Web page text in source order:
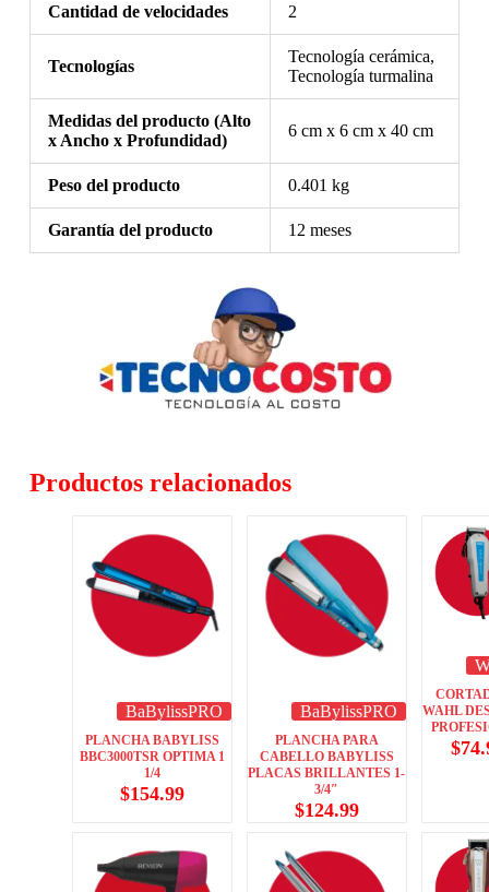
Cantidad de velocidades 2
Tecnologías
Tecnología cerámica,
Tecnología turmalina
Medidas del producto (Alto
x Ancho x Profundidad)
6 cm x 6 cm x 40 cm
Peso del producto 0.401 kg
Garantía del producto 12 meses
Productos relacionados
BaBylissPRO
PLANCHA BABYLISS
BBC3000TSR OPTIMA 1
1/4
$154.99
BaBylissPRO
PLANCHA PARA
CABELLO BABYLISS
PLACAS BRILLANTES 1-
3/4″
$124.99
WAHL
$